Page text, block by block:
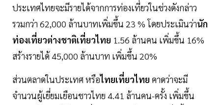
ประเทศไทยจะมีรายได้จากการท่องเที่ยวในช่วงดังกล่าว
รวมกว่า 62,000 ล้านบาทเพิ่มขึ้น 23 % โดยประเมินว่านัก
ท่องเที่ยวต่างชาติเที่ยวไทย 1.56 ล้านคน เพิ่มขึ้น 16%
สร้างรายได้ 45,000 ล้านบาท เพิ่มขึ้น 20%
ส่วนตลาดในประเทศ หรือไทยเที่ยวไทย คาดว่าจะมี
จำนวนผู้เยี่ยมเยือนชาวไทย 4.41 ล้านคน-ครั้ง เพิ่มขึ้น